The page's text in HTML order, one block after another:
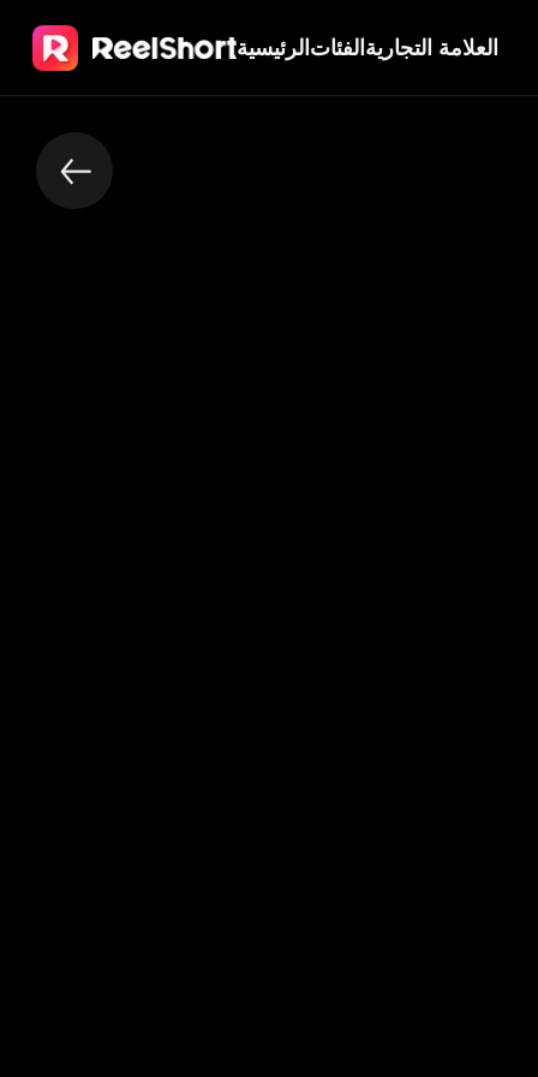
الرئيسيةالفئاتالعلامة التجارية